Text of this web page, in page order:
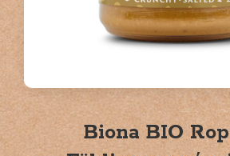
Biona BIO